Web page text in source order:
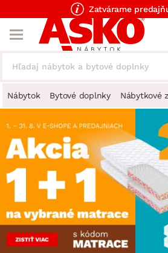
Zatvárame
Nábytok Bytové doplnky Nábytkové